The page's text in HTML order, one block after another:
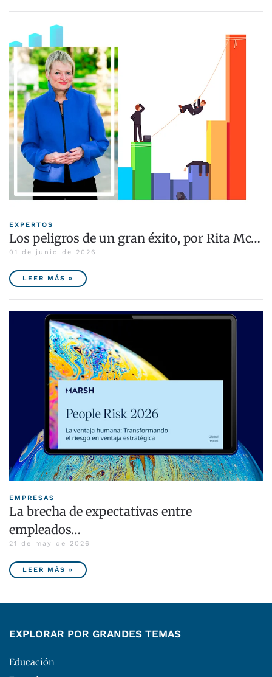
EXPERTOS
Los peligros de un gran éxito, por Rita Mc…
01 de junio de 2026
LEER MÁS »
EMPRESAS
La brecha de expectativas entre
empleados…
21 de may de 2026
LEER MÁS »
EXPLORAR POR GRANDES TEMAS
Educación